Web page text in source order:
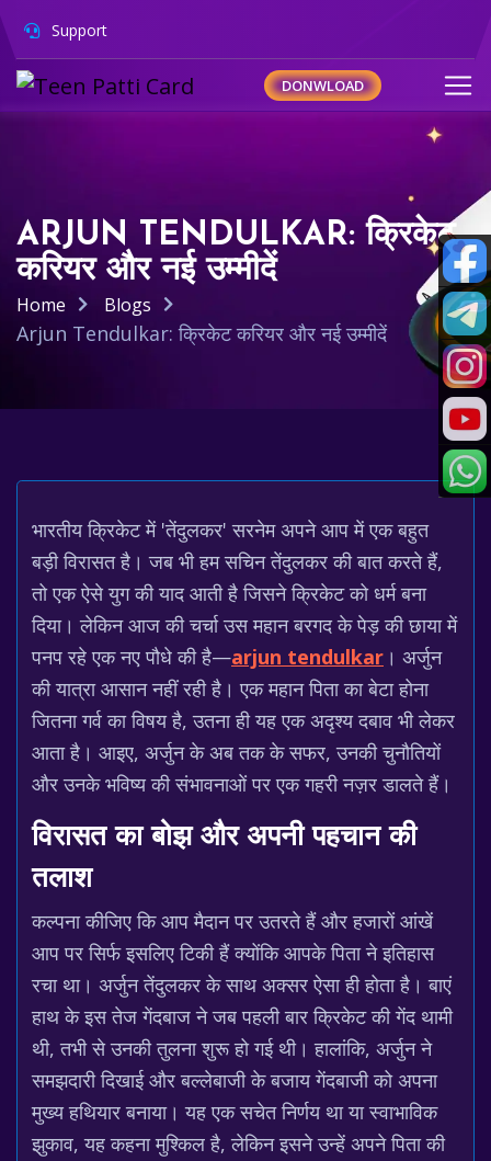
Support
DONWLOAD
ARJUN TENDULKAR: क्रिकेट
करियर और नई उम्मीदें
Home Blogs
Arjun Tendulkar: क्रिकेट करियर और नई उम्मीदें
भारतीय क्रिकेट में 'तेंदुलकर' सरनेम अपने आप में एक बहुत
बड़ी विरासत है। जब भी हम सचिन तेंदुलकर की बात करते हैं,
तो एक ऐसे युग की याद आती है जिसने क्रिकेट को धर्म बना
दिया। लेकिन आज की चर्चा उस महान बरगद के पेड़ की छाया में
पनप रहे एक नए पौधे की है—arjun tendulkar । अर्जुन
की यात्रा आसान नहीं रही है। एक महान पिता का बेटा होना
जितना गर्व का विषय है, उतना ही यह एक अदृश्य दबाव भी लेकर
आता है। आइए, अर्जुन के अब तक के सफर, उनकी चुनौतियों
और उनके भविष्य की संभावनाओं पर एक गहरी नज़र डालते हैं।
विरासत का बोझ और अपनी पहचान की
तलाश
कल्पना कीजिए कि आप मैदान पर उतरते हैं और हजारों आंखें
आप पर सिर्फ इसलिए टिकी हैं क्योंकि आपके पिता ने इतिहास
रचा था। अर्जुन तेंदुलकर के साथ अक्सर ऐसा ही होता है। बाएं
हाथ के इस तेज गेंदबाज ने जब पहली बार क्रिकेट की गेंद थामी
थी, तभी से उनकी तुलना शुरू हो गई थी। हालांकि, अर्जुन ने
समझदारी दिखाई और बल्लेबाजी के बजाय गेंदबाजी को अपना
मुख्य हथियार बनाया। यह एक सचेत निर्णय था या स्वाभाविक
झुकाव, यह कहना मुश्किल है, लेकिन इसने उन्हें अपने पिता की